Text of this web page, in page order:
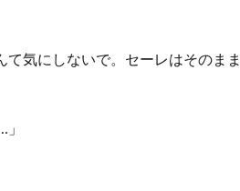
気にしないで。セーレはそのまま